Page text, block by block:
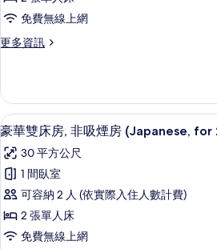
相
的
詳
情
床
(for
的
所
有
相
片
免費無線上網
更多資訊
更
雙
床
房
2
people)
的
詳
情
顯
示
豪
華
雙
床
豪華
6
豪華雙床房, 非吸煙房 (Japanese,
30 平方公尺
1 間臥室
可容納 2 人 (依實際入住人數計費)
2 張單人床
免費無線上網